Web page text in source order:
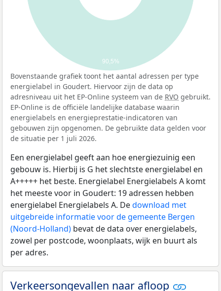
90,5%
Bovenstaande grafiek toont het aantal adressen per type
energielabel in Goudert. Hiervoor zijn de data op
adresniveau uit het EP-Online systeem van de RVO gebruikt.
EP-Online is de officiële landelijke database waarin
energielabels en energieprestatie-indicatoren van
gebouwen zijn opgenomen. De gebruikte data gelden voor
de situatie per 1 juli 2026.
Een energielabel geeft aan hoe energiezuinig een
gebouw is. Hierbij is G het slechtste energielabel en
A+++++ het beste. Energielabel Energielabels A komt
het meeste voor in Goudert: 19 adressen hebben
energielabel Energielabels A. Dedownload met
uitgebreide informatie voor de gemeente Bergen
(Noord-Holland) bevat de data over energielabels,
zowel per postcode, woonplaats, wijk en buurt als
per adres.
Verkeersongevallen naar afloop